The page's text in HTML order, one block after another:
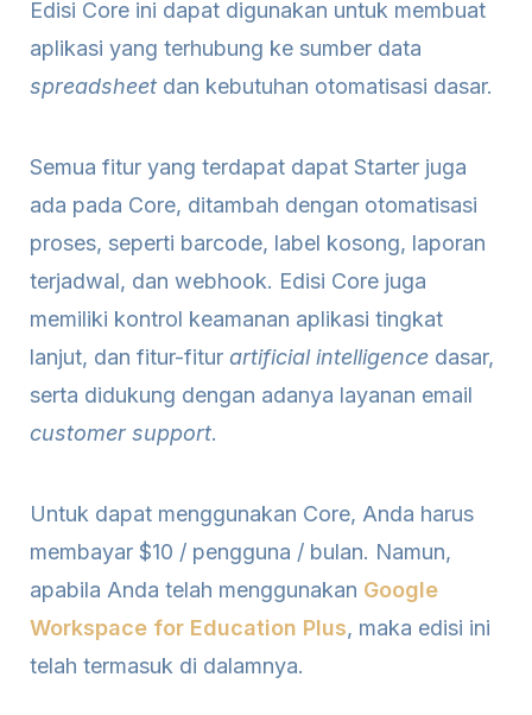
Edisi Core ini dapat digunakan untuk membuat
aplikasi yang terhubung ke sumber data
spreadsheet dan kebutuhan otomatisasi dasar.
Semua fitur yang terdapat dapat Starter juga
ada pada Core, ditambah dengan otomatisasi
proses, seperti barcode, label kosong, laporan
terjadwal, dan webhook. Edisi Core juga
memiliki kontrol keamanan aplikasi tingkat
lanjut, dan fitur-fitur artificial intelligence dasar,
serta didukung dengan adanya layanan email
customer support.
Untuk dapat menggunakan Core, Anda harus
membayar $10 / pengguna / bulan. Namun,
apabila Anda telah menggunakan Google
Workspace for Education Plus, maka edisi ini
telah termasuk di dalamnya.